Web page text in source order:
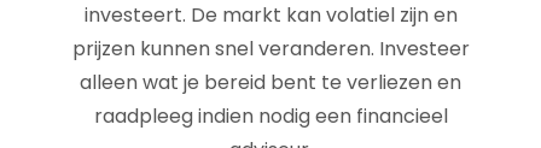
investeert. De markt kan volatiel zijn en
prijzen kunnen snel veranderen. Investeer
alleen wat je bereid bent te verliezen en
raadpleeg indien nodig een financieel